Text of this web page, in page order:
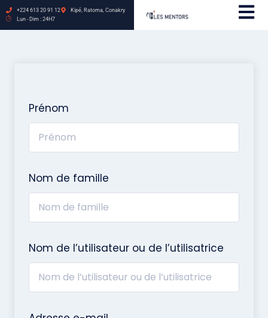
+224 613 20 91 12
Kipé, Ratoma, Conakry
Lun - Dim : 24H7
Prénom
Nom de famille
Nom de l’utilisateur ou de l’utilisatrice